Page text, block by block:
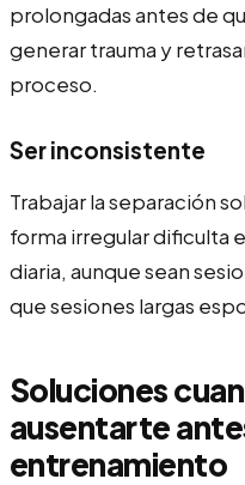
prolongadas antes de
generar trauma y
proceso.
Ser inconsistente
Trabajar la separación
forma irregular dificulta
diaria, aunque sean
que sesiones largas
Soluciones
ausentarte
entrenamiento